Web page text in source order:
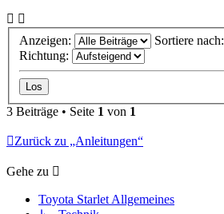
Anzeigen:
Sortiere nach:
Richtung:
3 Beiträge • Seite 1 von 1
Zurück zu „Anleitungen“
Gehe zu
Toyota Starlet Allgemeines